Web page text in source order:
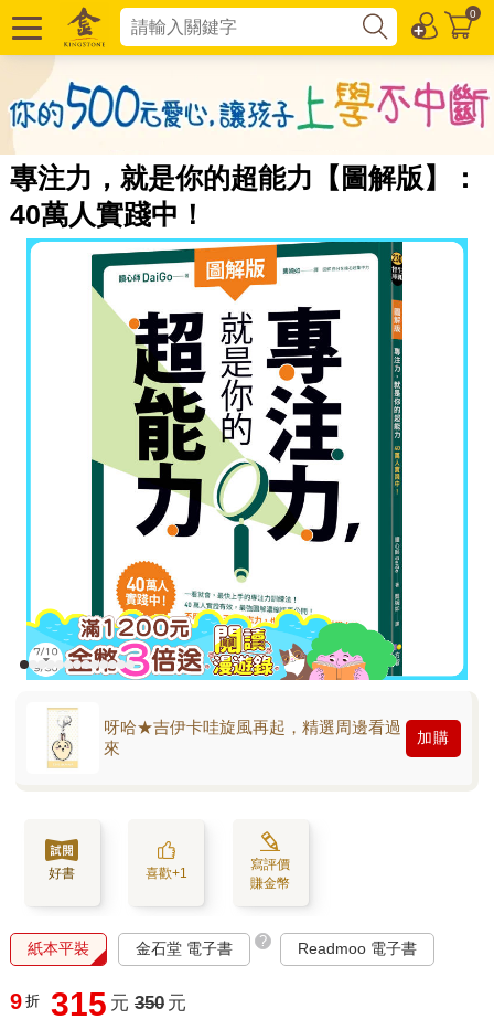
0
專注力，就是你的超能力【圖解版】：
40萬人實踐中！
呀哈★吉伊卡哇旋風再起，精選周邊看過
來
加購
好書 喜歡+1
寫評價
賺金幣
紙本平裝 金石堂 電子書 ? Readmoo 電子書
9 折 315 元 350 元